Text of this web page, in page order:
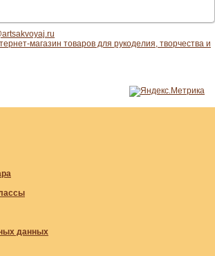
магазин товаров для рукоделия, творчества и
данных